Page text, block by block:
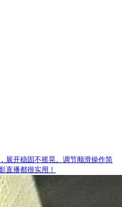
展开稳固不摇晃。调节顺滑操作简
直播都很实用！